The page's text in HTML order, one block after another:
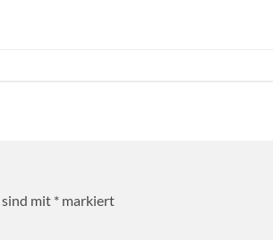
mit * markiert